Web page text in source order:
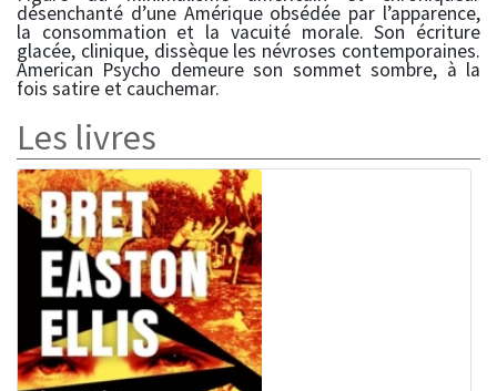
désenchanté d’une Amérique obsédée par l’apparence,
la consommation et la vacuité morale. Son écriture
glacée, clinique, dissèque les névroses contemporaines.
American Psycho demeure son sommet sombre, à la
fois satire et cauchemar.
Les livres